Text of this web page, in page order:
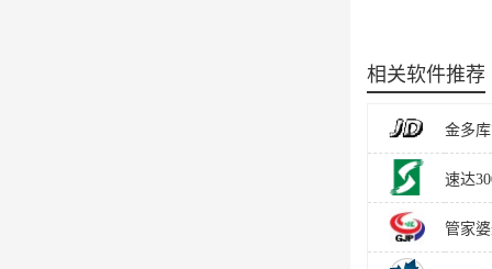
相关软件推荐
金多
速达
管家